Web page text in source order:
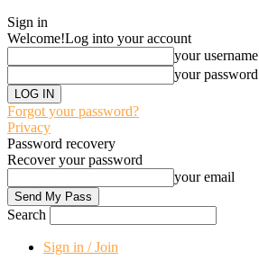
Sign in
Welcome!Log into your account
your username
your password
Forgot your password?
Privacy
Password recovery
Recover your password
your email
Search
Sign in / Join